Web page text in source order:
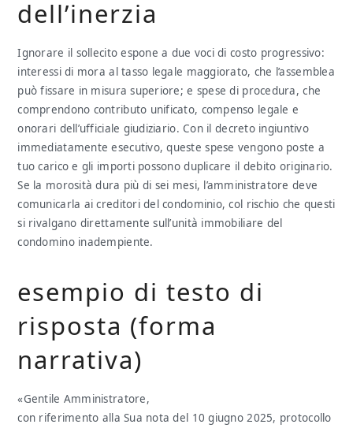
dell’inerzia
Ignorare il sollecito espone a due voci di costo progressivo:
interessi di mora al tasso legale maggiorato, che l’assemblea
può fissare in misura superiore; e spese di procedura, che
comprendono contributo unificato, compenso legale e
onorari dell’ufficiale giudiziario. Con il decreto ingiuntivo
immediatamente esecutivo, queste spese vengono poste a
tuo carico e gli importi possono duplicare il debito originario.
Se la morosità dura più di sei mesi, l’amministratore deve
comunicarla ai creditori del condominio, col rischio che questi
si rivalgano direttamente sull’unità immobiliare del
condomino inadempiente.
esempio di testo di
risposta (forma
narrativa)
«Gentile Amministratore,
con riferimento alla Sua nota del 10 giugno 2025, protocollo